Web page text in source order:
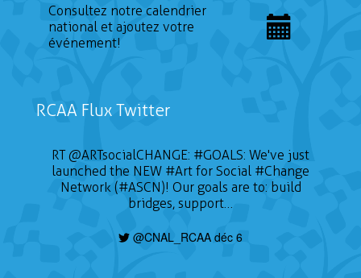
Consultez notre calendrier
national et ajoutez votre
événement!
RCAA Flux Twitter
RT@ARTsocialCHANGE: #GOALS: We've just
launched the NEW #Art for Social #Change
Network (#ASCN)! Our goals are to: build
bridges, support…
@CNAL_RCAA déc 6